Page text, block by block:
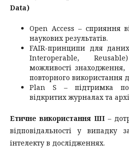
Data)
Open Access – сприяння
наукових результатів.
FAIR-принципи для
Interoperable,
можливості знаходження,
повторного використання
Plan S – підтримка
відкритих журналах та
Етичне використання ШІ –
відповідальності у випадку
інтелекту в дослідженнях.